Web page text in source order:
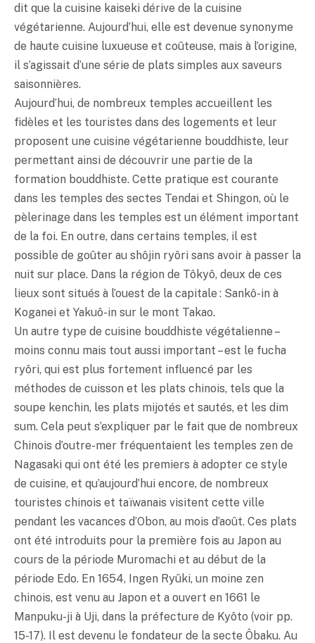
dit que la cuisine kaiseki dérive de la cuisine
végétarienne. Aujourd’hui, elle est devenue synonyme
de haute cuisine luxueuse et coûteuse, mais à l’origine,
il s’agissait d’une série de plats simples aux saveurs
saisonnières.
Aujourd’hui, de nombreux temples accueillent les
fidèles et les touristes dans des logements et leur
proposent une cuisine végétarienne bouddhiste, leur
permettant ainsi de découvrir une partie de la
formation bouddhiste. Cette pratique est courante
dans les temples des sectes Tendai et Shingon, où le
pèlerinage dans les temples est un élément important
de la foi. En outre, dans certains temples, il est
possible de goûter au shôjin ryôri sans avoir à passer la
nuit sur place. Dans la région de Tôkyô, deux de ces
lieux sont situés à l’ouest de la capitale : Sankô-in à
Koganei et Yakuô-in sur le mont Takao.
Un autre type de cuisine bouddhiste végétalienne –
moins connu mais tout aussi important – est le fucha
ryôri, qui est plus fortement influencé par les
méthodes de cuisson et les plats chinois, tels que la
soupe kenchin, les plats mijotés et sautés, et les dim
sum. Cela peut s’expliquer par le fait que de nombreux
Chinois d’outre-mer fréquentaient les temples zen de
Nagasaki qui ont été les premiers à adopter ce style
de cuisine, et qu’aujourd’hui encore, de nombreux
touristes chinois et taïwanais visitent cette ville
pendant les vacances d’Obon, au mois d’août. Ces plats
ont été introduits pour la première fois au Japon au
cours de la période Muromachi et au début de la
période Edo. En 1654, Ingen Ryûki, un moine zen
chinois, est venu au Japon et a ouvert en 1661 le
Manpuku-ji à Uji, dans la préfecture de Kyôto (voir pp.
15-17). Il est devenu le fondateur de la secte Ôbaku. Au